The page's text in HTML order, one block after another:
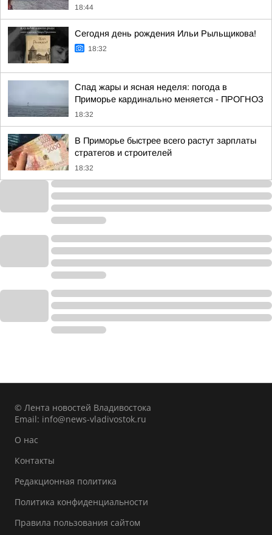
18:44
Сегодня день рождения Ильи Рыльщикова!
18:32
Спад жары и ясная неделя: погода в
Приморье кардинально меняется - ПРОГНОЗ
18:32
В Приморье быстрее всего растут зарплаты
стратегов и строителей
18:32
© Лента новостей Владивостока
Email: info@news-vladivostok.ru
О нас
Контакты
Редакционная политика
Политика конфиденциальности
Правила пользования сайтом